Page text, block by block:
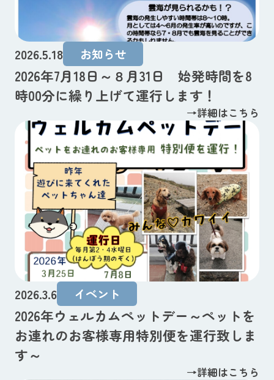
2026.5.18 お知らせ
2026年7月18日～８月31日 始発時間を8
時00分に繰り上げて運行します！
→詳細はこちら
2026.3.6 イベント
2026年ウェルカムペットデー～ペットを
お連れのお客様専用特別便を運行致しま
す～
→詳細はこちら